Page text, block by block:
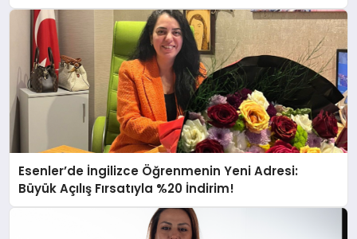
Esenler’de İngilizce Öğrenmenin Yeni Adresi:
Büyük Açılış Fırsatıyla %20 İndirim!